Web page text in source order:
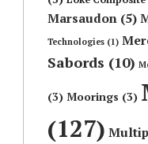
Marsaudon (5)
Technologies (1)
Sabords (10)
(3) Moorings (3)
(127)